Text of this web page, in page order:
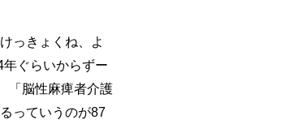
っきょくね、よ
ぐらいからずー
「脳性麻痺者介護
っていうのが87